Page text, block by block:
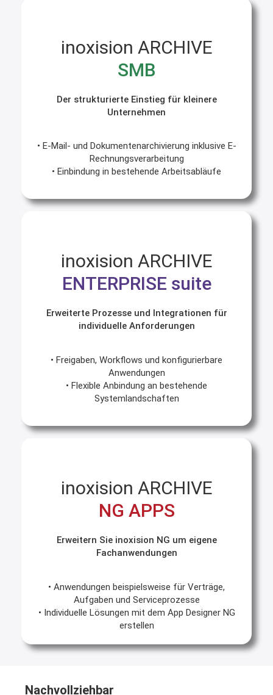
inoxision ARCHIVE
SMB
Der strukturierte Einstieg für kleinere
Unternehmen
• E-Mail- und Dokumentenarchivierung inklusive E-
Rechnungsverarbeitung
• Einbindung in bestehende Arbeitsabläufe
inoxision ARCHIVE
ENTERPRISE suite
Erweiterte Prozesse und Integrationen für
individuelle Anforderungen
• Freigaben, Workflows und konfigurierbare
Anwendungen
• Flexible Anbindung an bestehende
Systemlandschaften
inoxision ARCHIVE
NG APPS
Erweitern Sie inoxision NG um eigene
Fachanwendungen
• Anwendungen beispielsweise für Verträge,
Aufgaben und Serviceprozesse
• Individuelle Lösungen mit dem App Designer NG
erstellen
Nachvollziehbar